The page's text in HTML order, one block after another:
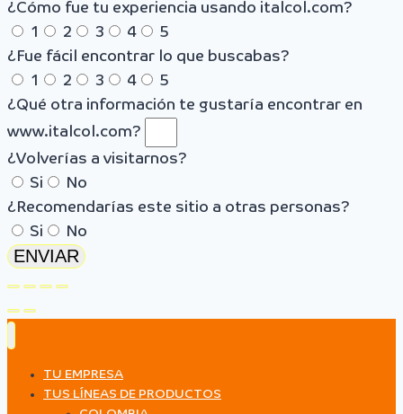
¿Cómo fue tu experiencia usando italcol.com?
1
2 3 4
5
¿Fue fácil encontrar lo que buscabas?
1
2 3 4
5
¿Qué otra información te gustaría encontrar en
www.italcol.com?
¿Volverías a visitarnos?
Si
No
¿Recomendarías este sitio a otras personas?
Si
No
ENVIAR
TU EMPRESA
TUS LÍNEAS DE PRODUCTOS